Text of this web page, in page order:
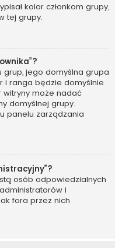
kolor członkom grupy,
tej grupy.
grup, jego domyślna grupa
i ranga będzie domyślnie
witryny może nadać
domyślnej grupy.
panelu zarządzania
osób odpowiedzialnych
i
fora przez nich